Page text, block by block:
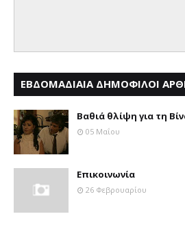
ΕΒΔΟΜΑΔΙΑΙΑ ΔΗΜΟΦΙΛΟΙ
Βαθιά θλίψη για τη
05 Μαΐου
Επικοινωνία
26 Φεβρουαρίου